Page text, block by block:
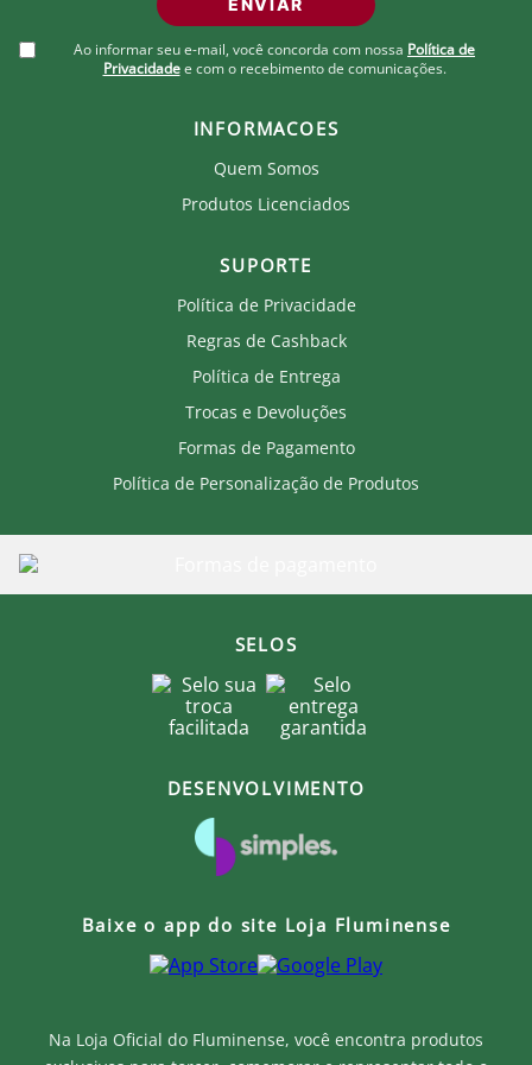
Marca: Andrea Auad
Gênero: Feminino
Cor Predominante: Branco / Grená / Verde
Confeccionada em fio de malha premium, forrada
Possui fecho imantado e alça de corrente.
Produto artesanal de alto valor percebido. •
Acabamento premium.
Peças que despertam desejo e conexão emocional.
Produção cuidadosa, garantindo qualidade em cada
Produto com história, autenticidade e identidade
Cuidados com sua bolsa de crochê Andrea Auad em
fio de malha:
Lave à mão, com água fria e sabão neutro. Não utilize
máquina de lavar ou secadora.
Não torça a peça. Pressione suavemente para retirar
o excesso de água.
Para manter o formato original, seque a bolsa
apoiada em uma superfície plana.
a um, artesanalmente, poderá ter uma pequenina
Produto Oficial Licenciado do Fluminense.
clube que recebe royalties com a venda de cada
ENVIAR
Ao informar seu e-mail, você concorda com nossa Política de
Privacidade e com o recebimento de comunicações.
Na Loja Oficial do Fluminense, você encontra produtos
INFORMACOES
Quem Somos
Produtos Licenciados
SUPORTE
Política de Privacidade
Regras de Cashback
Política de Entrega
Trocas e Devoluções
Formas de Pagamento
Política de Personalização de Produtos
SELOS
DESENVOLVIMENTO
Baixe o app do site Loja Fluminense